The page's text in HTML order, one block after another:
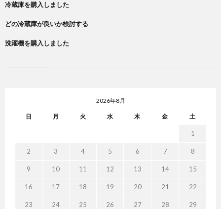
冷蔵庫を購入しました
どの冷蔵庫が良いか検討する
洗濯機を購入しました
2026年8月
日 月 火 水 木 金 土
1
2 3 4 5 6 7 8
9 10 11 12 13 14 15
16 17 18 19 20 21 22
23 24 25 26 27 28 29